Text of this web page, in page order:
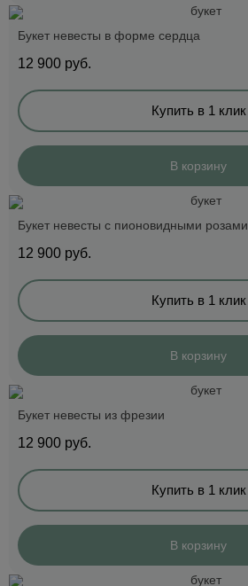
Букет невесты в форме сердца
12 900 руб.
Купить в 1 клик
В корзину
Букет невесты с пионовидными розами
12 900 руб.
Купить в 1 клик
В корзину
Букет невесты из фрезии
12 900 руб.
Купить в 1 клик
В корзину